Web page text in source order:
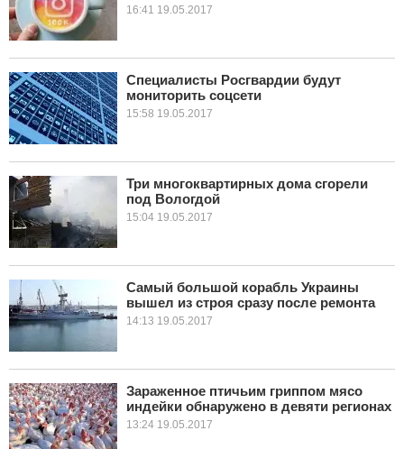
16:41 19.05.2017
Специалисты Росгвардии будут
мониторить соцсети
15:58 19.05.2017
Три многоквартирных дома сгорели
под Вологдой
15:04 19.05.2017
Самый большой корабль Украины
вышел из строя сразу после ремонта
14:13 19.05.2017
Зараженное птичьим гриппом мясо
индейки обнаружено в девяти регионах
13:24 19.05.2017